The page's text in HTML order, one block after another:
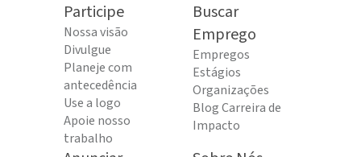
Participe
Nossa visão
Divulgue
Planeje com
antecedência
Use a logo
Apoie nosso
trabalho
Buscar
Emprego
Empregos
Estágios
Organizações
Blog Carreira de
Impacto